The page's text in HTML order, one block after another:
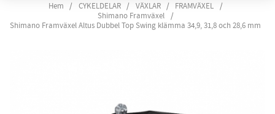
Hem CYKELDELAR VÄXLAR
FRAMVÄXEL
Shimano Framväxel
Shimano Framväxel Altus Dubbel Top Swing klämma 34,9, 31,8 och 28,6 mm